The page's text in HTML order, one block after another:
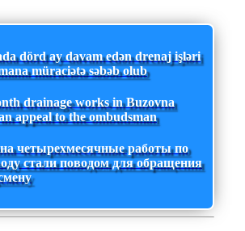
dörd ay davam edən drenaj işləri
müraciətə səbəb olub
drainage works in Buzovna
appeal to the ombudsman
четырехмесячные работы по
стали поводом для обращения